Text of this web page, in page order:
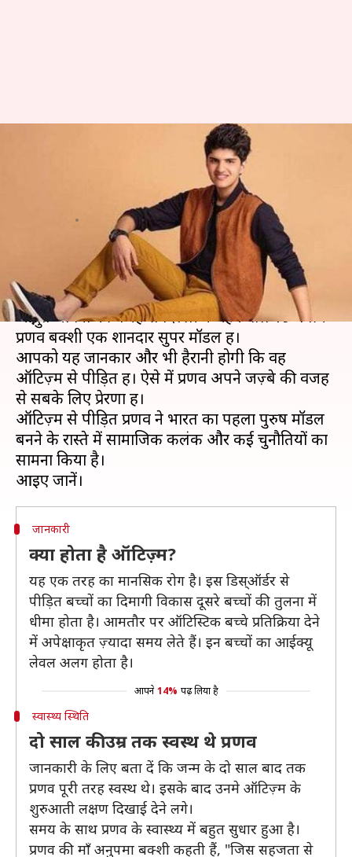
इस लड़के के जज्बे को सलाम,
ऑटिज़्म से पीड़ित होने के बावजूद
Jun 03, 2019 06:17 pm
आत्मविश्वास से भरपूर, शानदार रैंप वॉक और फ़ैशन की
अद्भुत भावना की वजह से दिल्ली के रहने वाले 19 वर्षीय
प्रणव बक्शी एक शानदार सुपर मॉडल हैं।
आपको यह जानकार और भी हैरानी होगी कि वह
ऑटिज़्म से पीड़ित हैं। ऐसे में प्रणव अपने जज़्बे की वजह
से सबके लिए प्रेरणा हैं।
ऑटिज़्म से पीड़ित प्रणव ने भारत का पहला पुरुष मॉडल
बनने के रास्ते में सामाजिक कलंक और कई चुनौतियों का
सामना किया है।
जानकारी
क्या होता है ऑटिज़्म?
यह एक तरह का मानसिक रोग है। इस डिस्ऑर्डर से
पीड़ित बच्चों का दिमागी विकास दूसरे बच्चों की तुलना में
धीमा होता है। आमतौर पर ऑटिस्टिक बच्चे प्रतिक्रिया देने
में अपेक्षाकृत ज़्यादा समय लेते हैं। इन बच्चों का आईक्यू
लेवल अलग होता है।
आपने 14% पढ़ लिया है
स्वास्थ्य स्थिति
दो साल की उम्र तक स्वस्थ थे प्रणव
जानकारी के लिए बता दें कि जन्म के दो साल बाद तक
प्रणव पूरी तरह स्वस्थ थे। इसके बाद उनमे ऑटिज़्म के
शुरुआती लक्षण दिखाई देने लगे।
समय के साथ प्रणव के स्वास्थ्य में बहुत सुधार हुआ है।
प्रणव की माँ अनुपमा बक्शी कहती हैं, "जिस सहजता से